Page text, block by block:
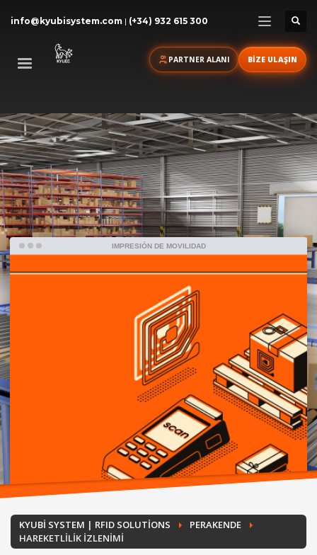
info@kyubisystem.com | (+34) 932 615 300
PARTNER ALANI BİZE ULAŞIN
PERAKENDE
VE MOBİL ÇÖZÜMLER
IMPRESIÓN DE MOVILIDAD
KYUBI SYSTEM | RFID SOLUTIONS
PERAKENDE
HAREKETLILIK IZLENIMI